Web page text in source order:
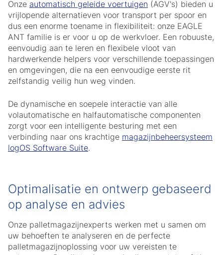
Onze automatisch geleide voertuigen (AGV's) bieden u
vrijlopende alternatieven voor transport per spoor en
dus een enorme toename in flexibiliteit: onze EAGLE
ANT familie is er voor u op de werkvloer. Een robuuste,
eenvoudig aan te leren en flexibele vloot van
hardwerkende helpers voor verschillende toepassingen
en omgevingen, die na een eenvoudige eerste rit
zelfstandig veilig hun weg vinden.
De dynamische en soepele interactie van alle
volautomatische en halfautomatische componenten
zorgt voor een intelligente besturing met een
verbinding naar ons krachtige magazijnbeheersysteem
logOS Software Suite.
Optimalisatie en ontwerp gebaseerd
op analyse en advies
Onze palletmagazijnexperts werken met u samen om
uw behoeften te analyseren en de perfecte
palletmagazijnoplossing voor uw vereisten te